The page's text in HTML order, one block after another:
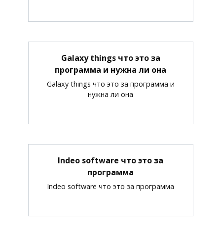
Galaxy things что это за
программа и нужна ли она
Galaxy things что это за программа и
нужна ли она
Indeo software что это за
программа
Indeo software что это за программа